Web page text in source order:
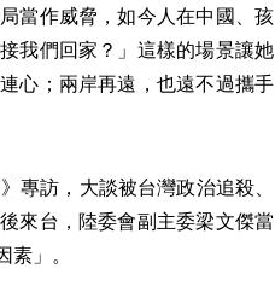
當作威脅，如今人在中國、孩
我們回家？」這樣的場景讓她
心；兩岸再遠，也遠不過攜手
專訪，大談被台灣政治追殺、
來台，陸委會副主委梁文傑當
」。